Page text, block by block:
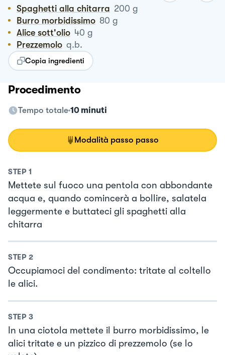
Spaghetti alla chitarra 200 g
Burro morbidissimo 80 g
Alice sott'olio 40 g
Prezzemolo q.b.
Copia ingredienti
Procedimento
Tempo totale 10 minuti
Modalità passo passo
STEP 1
Mettete sul fuoco una pentola con abbondante
acqua e, quando comincerà a bollire, salatela
leggermente e buttateci gli spaghetti alla
chitarra
STEP 2
Occupiamoci del condimento: tritate al coltello
le alici.
STEP 3
In una ciotola mettete il burro morbidissimo, le
alici tritate e un pizzico di prezzemolo (se lo